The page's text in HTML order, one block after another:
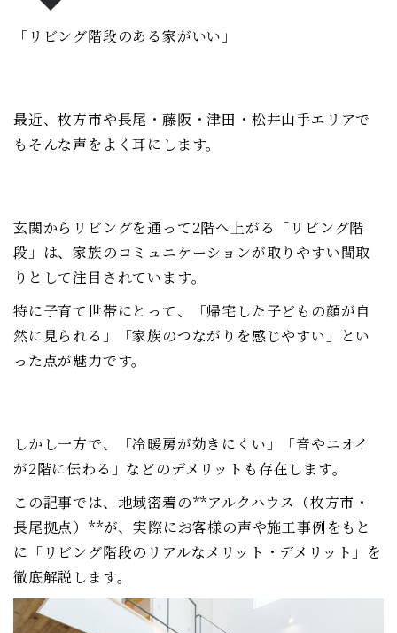
「リビング階段のある家がいい」
最近、枚方市や長尾・藤阪・津田・松井山手エリアで
もそんな声をよく耳にします。
玄関からリビングを通って2階へ上がる「リビング階
段」は、家族のコミュニケーションが取りやすい間取
りとして注目されています。
特に子育て世帯にとって、「帰宅した子どもの顔が自
然に見られる」「家族のつながりを感じやすい」とい
った点が魅力です。
しかし一方で、「冷暖房が効きにくい」「音やニオイ
が2階に伝わる」などのデメリットも存在します。
この記事では、地域密着の**アルクハウス（枚方市・
長尾拠点）**が、実際にお客様の声や施工事例をもと
に「リビング階段のリアルなメリット・デメリット」を
徹底解説します。